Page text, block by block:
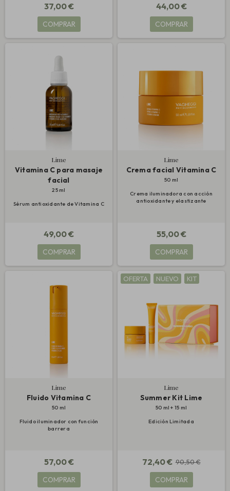
37,00 €
COMPRAR
44,00 €
COMPRAR
Lime
Vitamina C para masaje
facial
25 ml
Sérum antioxidante de Vitamina C
49,00 €
COMPRAR
Lime
Crema facial Vitamina C
50 ml
Crema iluminadora con acción
antioxidante y elastizante
55,00 €
COMPRAR
Lime
Fluido Vitamina C
50 ml
Fluido iluminador con función
barrera
57,00 €
COMPRAR
OFERTA NUEVO KIT
Lime
Summer Kit Lime
50 ml + 15 ml
Edición Limitada
72,40 € 90,50 €
COMPRAR